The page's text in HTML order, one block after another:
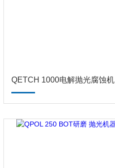
QETCH 1000电解抛光腐蚀机